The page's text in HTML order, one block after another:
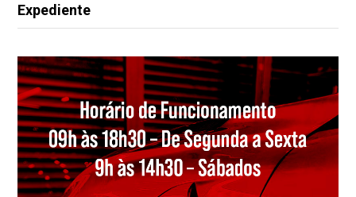
Expediente